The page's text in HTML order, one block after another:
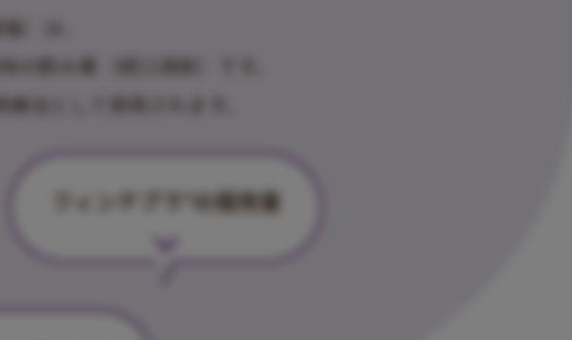
）は、
の飲み薬（経口液剤）です。
法として使用されます。
フィンテプラ の服用量